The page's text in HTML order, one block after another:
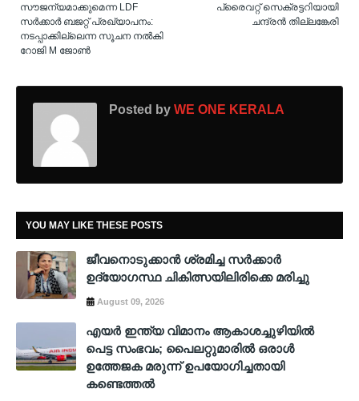
പ്രൈവറ്റ് സെക്രട്ടറിയായി
ചന്ദ്രന്‍ തില്ലങ്കേരി
സൗജന്യമാക്കുമെന്ന LDF
സർക്കാർ ബജറ്റ് പ്രഖ്യാപനം:
നടപ്പാക്കില്ലെന്ന സൂചന നൽകി
റോജി M ജോൺ
Posted by WE ONE KERALA
YOU MAY LIKE THESE POSTS
ജീവനൊടുക്കാൻ ശ്രമിച്ച സർക്കാർ
ഉദ്യോഗസ്ഥ ചികിത്സയിലിരിക്കെ മരിച്ചു
August 09, 2026
എയർ ഇന്ത്യ വിമാനം ആകാശച്ചുഴിയിൽ
പെട്ട സംഭവം; പൈലറ്റുമാരിൽ ഒരാൾ
ഉത്തേജക മരുന്ന് ഉപയോഗിച്ചതായി
കണ്ടെത്തൽ